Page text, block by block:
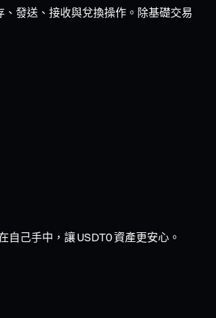
發送、接收與兌換操作。除基礎交易
己手中，讓 USDT0 資產更安心。